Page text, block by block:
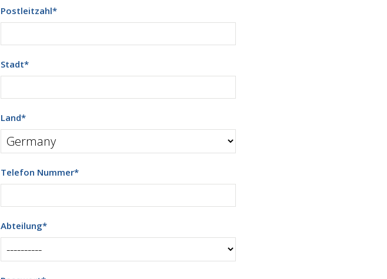
Postleitzahl*
Stadt*
Land*
Telefon Nummer*
Abteilung*